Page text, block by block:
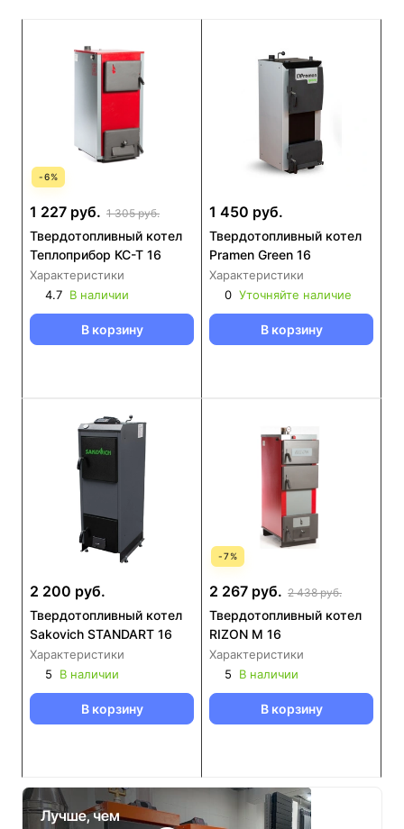
-6%
1 227 руб. 1 305 руб.
Твердотопливный котел
Теплоприбор КС-Т 16
Характеристики
4.7 В наличии
В корзину
1 450 руб.
Твердотопливный котел
Pramen Green 16
Характеристики
0 Уточняйте наличие
В корзину
2 200 руб.
Твердотопливный котел
Sakovich STANDART 16
Характеристики
5
В наличии
В корзину
-7%
2 267 руб. 2 438 руб.
Твердотопливный котел
RIZON М 16
Характеристики
5
В наличии
В корзину